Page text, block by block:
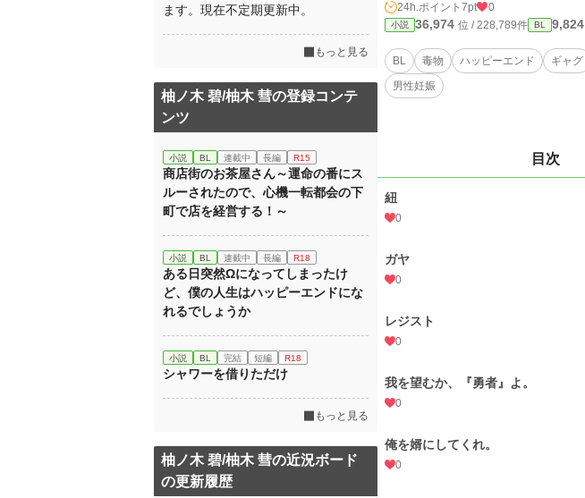
24h.ポイント 7pt 0
小説 36,974 位 / 228,789件 BL 9,824
BL 毒物 ハッピーエンド ギャグ
男性妊娠
目次
紐
0
ガヤ
0
レジスト
0
我を望むか、『勇者』よ。
0
俺を婿にしてくれ。
0
ます。現在不定期更新中。
もっと見る
柚ノ木 碧/柚木 彗の登録コンテ
ンツ
小説 BL 連載中 長編 R15
商店街のお茶屋さん～運命の番にス
ルーされたので、心機一転都会の下
町で店を経営する！～
小説 BL 連載中 長編 R18
ある日突然Ωになってしまったけ
ど、僕の人生はハッピーエンドにな
れるでしょうか
小説 BL 完結 短編 R18
シャワーを借りただけ
もっと見る
柚ノ木 碧/柚木 彗の近況ボード
の更新履歴